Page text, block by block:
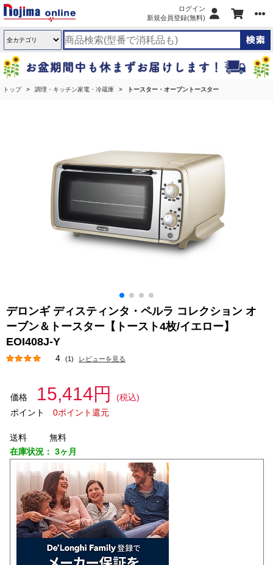
ログイン
新規会員登録(無料)
トップ 調理・キッチン家電・冷蔵庫 トースター・オーブントースター
デロンギ ディスティンタ・ペルラ コレクション オ
ーブン＆トースター【トースト4枚/イエロー】
EOI408J-Y
4 (1) レビューを見る
価格 15,414円
(税込)
ポイント
0ポイント還元
送料
無料
在庫状況： 3ヶ月